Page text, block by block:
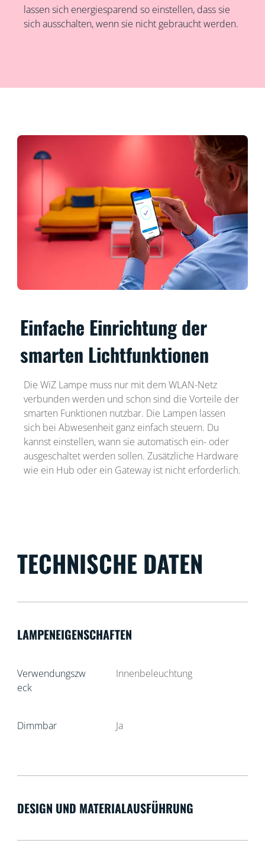
lassen sich energiesparend so einstellen, dass sie
sich ausschalten, wenn sie nicht gebraucht werden.
Einfache Einrichtung der
smarten Lichtfunktionen
Die WiZ Lampe muss nur mit dem WLAN-Netz
verbunden werden und schon sind die Vorteile der
smarten Funktionen nutzbar. Die Lampen lassen
sich bei Abwesenheit ganz einfach steuern. Du
kannst einstellen, wann sie automatisch ein- oder
ausgeschaltet werden sollen. Zusätzliche Hardware
wie ein Hub oder ein Gateway ist nicht erforderlich.
TECHNISCHE DATEN
LAMPENEIGENSCHAFTEN
Verwendungszw
eck
Innenbeleuchtung
Dimmbar Ja
DESIGN UND MATERIALAUSFÜHRUNG